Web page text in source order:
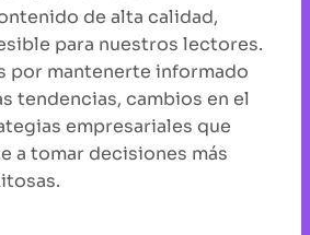
de alta calidad,
para nuestros lectores.
por mantenerte informado
tendencias, cambios en el
empresariales que
a tomar decisiones más